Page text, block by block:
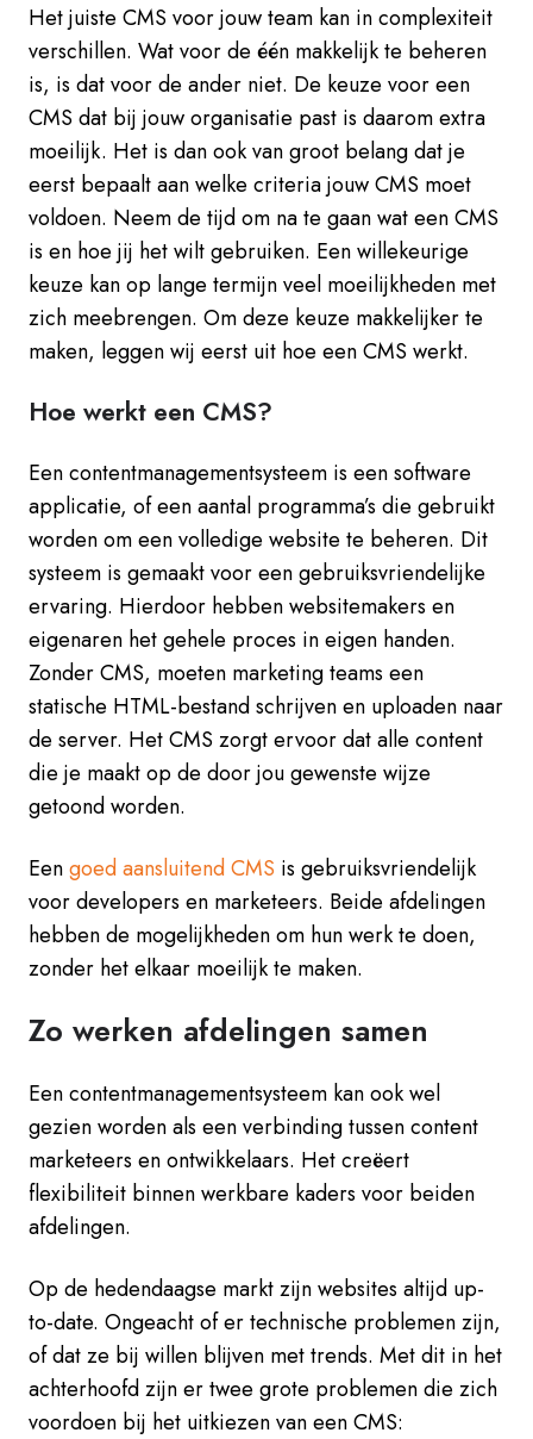
Het juiste CMS voor jouw team kan in complexiteit
verschillen. Wat voor de één makkelijk te beheren
is, is dat voor de ander niet. De keuze voor een
CMS dat bij jouw organisatie past is daarom extra
moeilijk. Het is dan ook van groot belang dat je
eerst bepaalt aan welke criteria jouw CMS moet
voldoen. Neem de tijd om na te gaan wat een CMS
is en hoe jij het wilt gebruiken. Een willekeurige
keuze kan op lange termijn veel moeilijkheden met
zich meebrengen. Om deze keuze makkelijker te
maken, leggen wij eerst uit hoe een CMS werkt.
Hoe werkt een CMS?
Een contentmanagementsysteem is een software
applicatie, of een aantal programma’s die gebruikt
worden om een volledige website te beheren. Dit
systeem is gemaakt voor een gebruiksvriendelijke
ervaring. Hierdoor hebben websitemakers en
eigenaren het gehele proces in eigen handen.
Zonder CMS, moeten marketing teams een
statische HTML-bestand schrijven en uploaden naar
de server. Het CMS zorgt ervoor dat alle content
die je maakt op de door jou gewenste wijze
getoond worden.
Eengoed aansluitend CMS is gebruiksvriendelijk
voor developers en marketeers. Beide afdelingen
hebben de mogelijkheden om hun werk te doen,
zonder het elkaar moeilijk te maken.
Zo werken afdelingen samen
Een contentmanagementsysteem kan ook wel
gezien worden als een verbinding tussen content
marketeers en ontwikkelaars. Het creëert
flexibiliteit binnen werkbare kaders voor beiden
afdelingen.
Op de hedendaagse markt zijn websites altijd up-
to-date. Ongeacht of er technische problemen zijn,
of dat ze bij willen blijven met trends. Met dit in het
achterhoofd zijn er twee grote problemen die zich
voordoen bij het uitkiezen van een CMS: